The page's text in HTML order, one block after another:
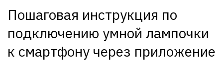
Пошаговая инструкция по
подключению умной лампочки
к смартфону через приложение